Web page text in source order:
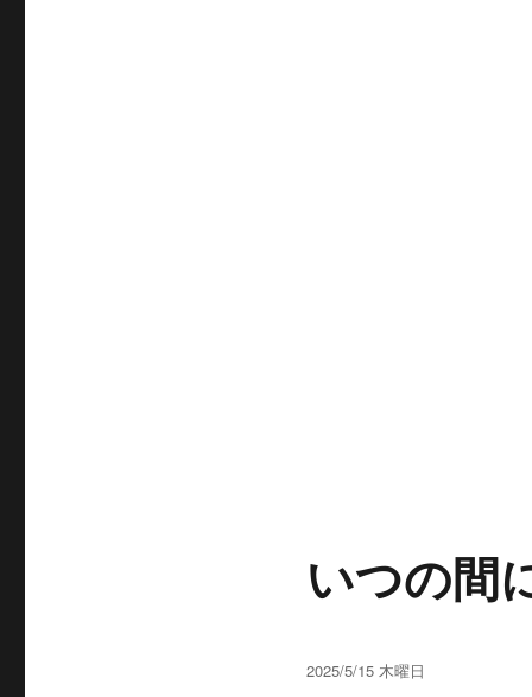
いつの間
投
2025/5/15 木曜日